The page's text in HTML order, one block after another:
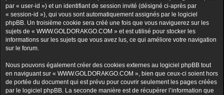
par « user-id ») et un identifiant de session invité (désigné ci-après par
« session-id »), qui vous sont automatiquement assignés par le logiciel
phpBB. Un troisième cookie sera créé une fois que vous naviguerez sur les
sujets de « WWW.GOLDORAKGO.COM » et est utilisé pour stocker les
informations sur les sujets que vous avez lus, ce qui améliore votre navigation
sur le forum.
Nous pouvons également créer des cookies externes au logiciel phpBB tout
en naviguant sur « WWW.GOLDORAKGO.COM », bien que ceux-ci soient hors
de portée du document qui est prévu pour couvrir seulement les pages créées
par le logiciel phpBB. La seconde manière est de récupérer l’information que